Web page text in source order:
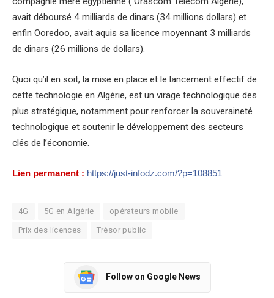
avait déboursé 4 milliards de dinars (34 millions dollars) et
enfin Ooredoo, avait aquis sa licence moyennant 3 milliards
de dinars (26 millions de dollars).
Quoi qu’il en soit, la mise en place et le lancement effectif de
cette technologie en Algérie, est un virage technologique des
plus stratégique, notamment pour renforcer la souveraineté
technologique et soutenir le développement des secteurs
clés de l’économie.
Lien permanent : https://just-infodz.com/?p=108851
4G 5G en Algérie opérateurs mobile
Prix des licences Trésor public
Follow on Google News